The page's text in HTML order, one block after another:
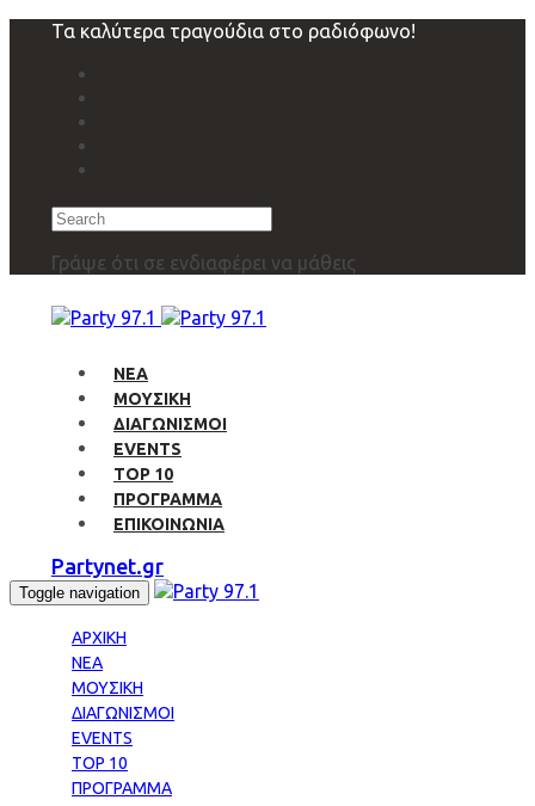
navigation
Τα καλύτερα τραγούδια στο ραδιόφωνο!
Search
Γράψε ότι σε ενδιαφέρει να μάθεις
ΝΕΑ
ΜΟΥΣΙΚΗ
ΔΙΑΓΩΝΙΣΜΟΙ
EVENTS
TOP 10
ΠΡΟΓΡΑΜΜΑ
ΕΠΙΚΟΙΝΩΝΙΑ
Partynet.gr
Toggle navigation
ΑΡΧΙΚΗ
ΝΕΑ
ΜΟΥΣΙΚΗ
ΔΙΑΓΩΝΙΣΜΟΙ
EVENTS
TOP 10
ΠΡΟΓΡΑΜΜΑ